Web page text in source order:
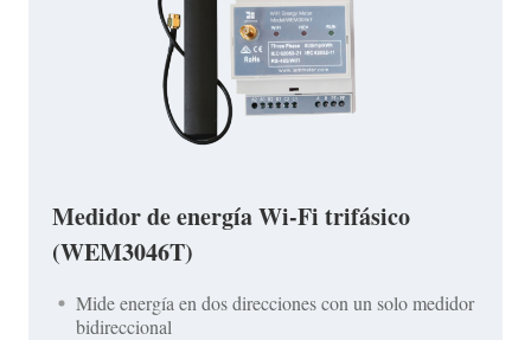
Medidor de energía Wi-Fi trifásico
(WEM3046T)
Mide energía en dos direcciones con un solo medidor
bidireccional